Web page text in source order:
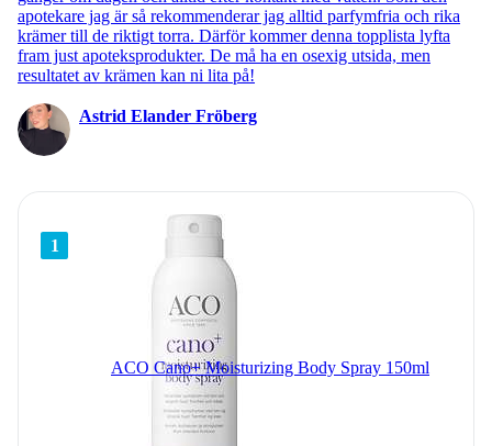
apotekare jag är så rekommenderar jag alltid parfymfria och rika
krämer till de riktigt torra. Därför kommer denna topplista lyfta
fram just apoteksprodukter. De må ha en osexig utsida, men
resultatet av krämen kan ni lita på!
Astrid Elander Fröberg
1
ACO Cano+ Moisturizing Body Spray 150ml